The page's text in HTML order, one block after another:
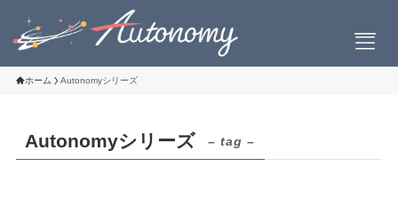
会社案内
ホーム Autonomyシリーズ
Autonomyシリーズ – tag –